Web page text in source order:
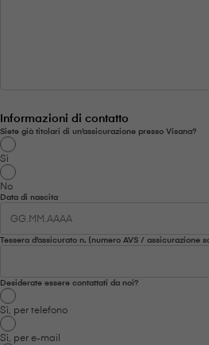
Informazioni di contatto
Siete già titolari di un’assicurazione presso V⁠i⁠s⁠a⁠n⁠a?
Sì
No
Data di nascita
Tessera d’assicurato n. (numero AVS / assicurazione
Desiderate essere contattati da noi?
Sì, per telefono
Sì, per e-mail